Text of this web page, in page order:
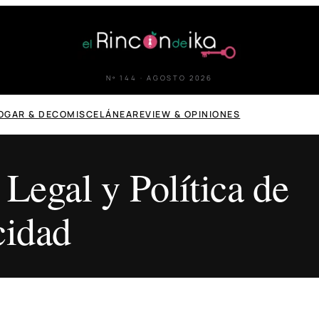
Nº 144 · AGOSTO 2026
& DECOMISCELÁNEAREVIEW & OPINIONES
y Política de